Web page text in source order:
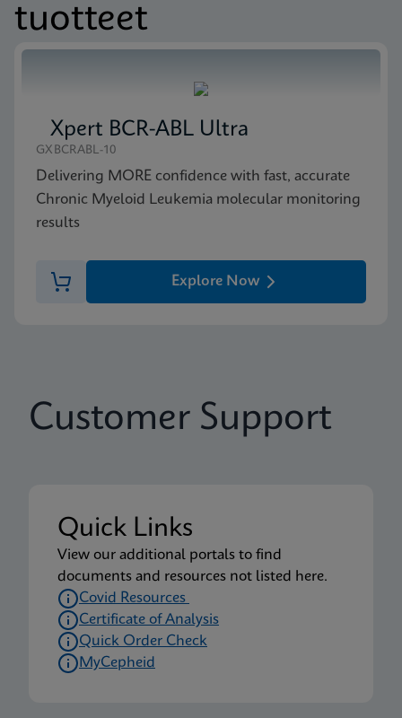
FIN
ENG
tuotteet
Xpert BCR-ABL Ultra
GXBCRABL-10
Delivering MORE confidence with fast, accurate
Chronic Myeloid Leukemia molecular monitoring
results
Explore Now
Customer Support
Quick Links
View our additional portals to find
documents and resources not listed here.
Covid Resources
Certificate of Analysis
Quick Order Check
MyCepheid